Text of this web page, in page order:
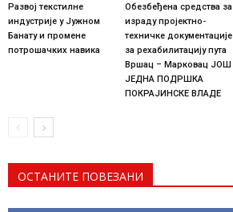
Развој текстилне
индустрије у Јужном
Банату и промене
потрошачких навика
Обезбеђена средства за
израду пројектно-
техничке документације
за рехабилитацију пута
Вршац – Марковац ЈОШ
ЈЕДНА ПОДРШКА
ПОКРАЈИНСКЕ ВЛАДЕ
ОСТАНИТЕ ПОВЕЗАНИ